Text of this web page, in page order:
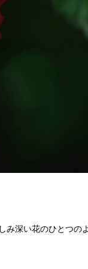
み深い花のひとつの